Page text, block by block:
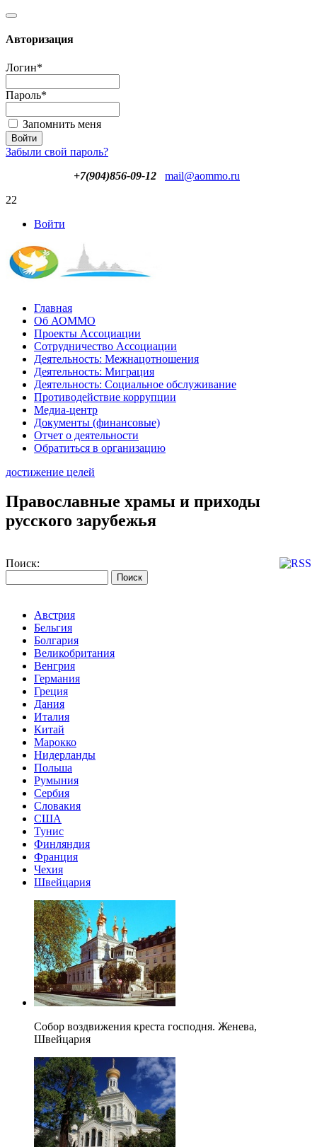
Авторизация
Логин*
Пароль*
Запомнить меня
Забыли свой пароль?
+7(904)856-09-12
mail@aommo.ru
22
Войти
Главная
Об АОММО
Проекты Ассоциации
Сотрудничество Ассоциации
Деятельность: Межнацотношения
Деятельность: Миграция
Деятельность: Социальное обслуживание
Противодействие коррупции
Медиа-центр
Документы (финансовые)
Отчет о деятельности
Обратиться в организацию
достижение целей
Православные храмы и приходы
русского зарубежья
Поиск:
Австрия
Бельгия
Болгария
Великобритания
Венгрия
Германия
Греция
Дания
Италия
Китай
Марокко
Нидерланды
Польша
Румыния
Сербия
Словакия
США
Тунис
Финляндия
Франция
Чехия
Швейцария
Собор воздвижения креста господня. Женева,
Швейцария